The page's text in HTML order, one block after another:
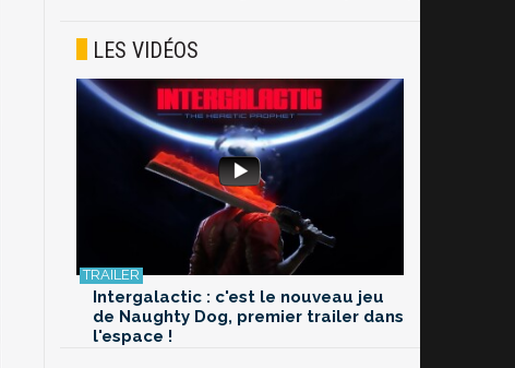
LES VIDÉOS
Intergalactic : c'est le nouveau jeu
de Naughty Dog, premier trailer dans
l'espace !